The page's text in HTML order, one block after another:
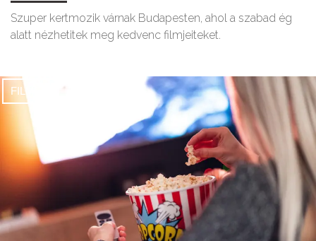
Szuper kertmozik várnak Budapesten, ahol a szabad ég
alatt nézhetitek meg kedvenc filmjeiteket.
FILMEK